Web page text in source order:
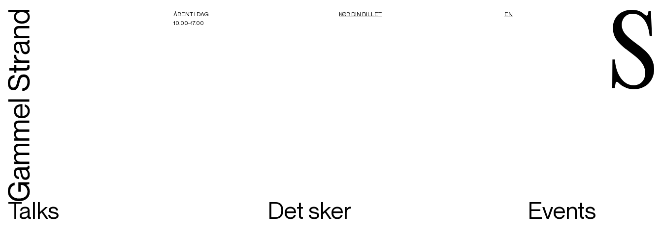
ÅBENT I DAG
10.00–17.00
EN
KØB DIN BILLET
Talks Det sker Events